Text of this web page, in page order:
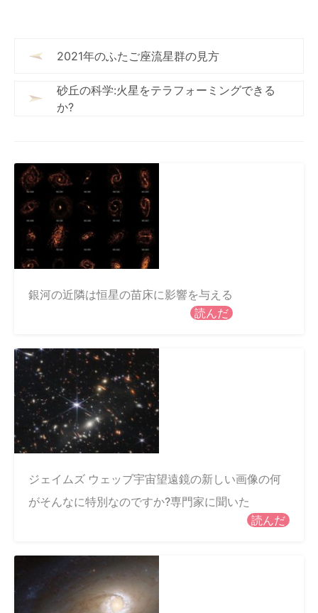
2021年のふたご座流星群の見方
砂丘の科学:火星をテラフォーミングできる
か?
銀河の近隣は恒星の苗床に影響を与える
読んだ
ジェイムズ ウェッブ宇宙望遠鏡の新しい画像の何
がそんなに特別なのですか?専門家に聞いた
読んだ